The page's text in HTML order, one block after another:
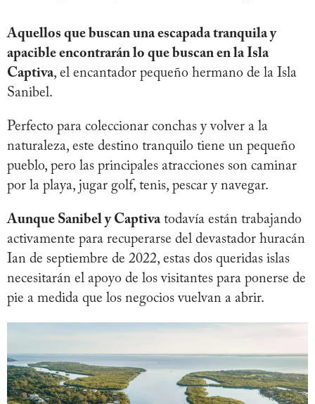
Aquellos que buscan una escapada tranquila y
apacible encontrarán lo que buscan en la Isla
Captiva, el encantador pequeño hermano de la Isla
Sanibel.
Perfecto para coleccionar conchas y volver a la
naturaleza, este destino tranquilo tiene un pequeño
pueblo, pero las principales atracciones son caminar
por la playa, jugar golf, tenis, pescar y navegar.
Aunque Sanibel y Captivatodavía están trabajando
activamente para recuperarse del devastador huracán
Ian de septiembre de 2022, estas dos queridas islas
necesitarán el apoyo de los visitantes para ponerse de
pie a medida que los negocios vuelvan a abrir.